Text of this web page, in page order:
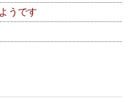
うです